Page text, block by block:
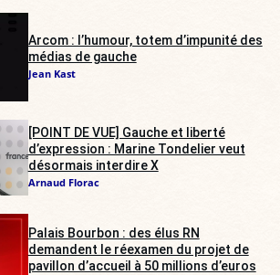
Arcom : l’humour, totem d’impunité des
médias de gauche
Jean Kast
[POINT DE VUE] Gauche et liberté
d’expression : Marine Tondelier veut
désormais interdire X
Arnaud Florac
Palais Bourbon : des élus RN
demandent le réexamen du projet de
pavillon d’accueil à 50 millions d’euros